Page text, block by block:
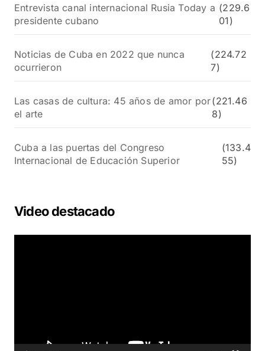
Entrevista canal internacional Rusia Today a
presidente cubano
(229.6
01)
Noticias de Cuba en 2022 que nunca
ocurrieron
(224.72
7)
Las casas de cultura: 45 años de amor por
el arte
(221.46
8)
Cuba a las puertas del Congreso
Internacional de Educación Superior
(133.4
55)
Video destacado
t